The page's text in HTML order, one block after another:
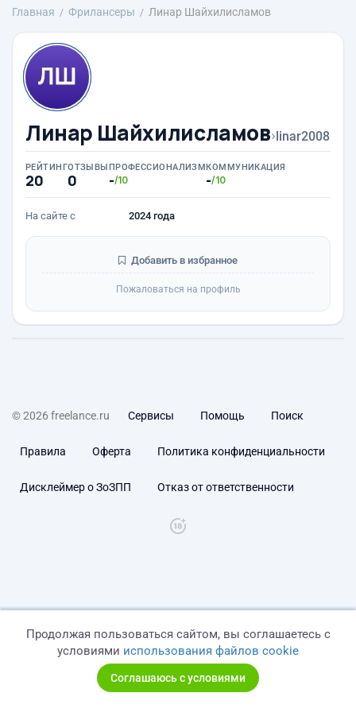
Главная Фрилансеры Линар Шайхилисламов
Линар Шайхилисламов›linar2008
РЕЙТИНГ
20
ОТЗЫВЫ
0
ПРОФЕССИОНАЛИЗМ
-/10
КОММУНИКАЦИЯ
-/10
На сайте с 2024 года
Добавить в избранное
Пожаловаться на профиль
© 2026 freelance.ru Сервисы Помощь Поиск
Правила Оферта Политика конфиденциальности
Дисклеймер о ЗоЗПП Отказ от ответственности
Продолжая пользоваться сайтом, вы соглашаетесь с
условиями использования файлов cookie
Соглашаюсь с условиями